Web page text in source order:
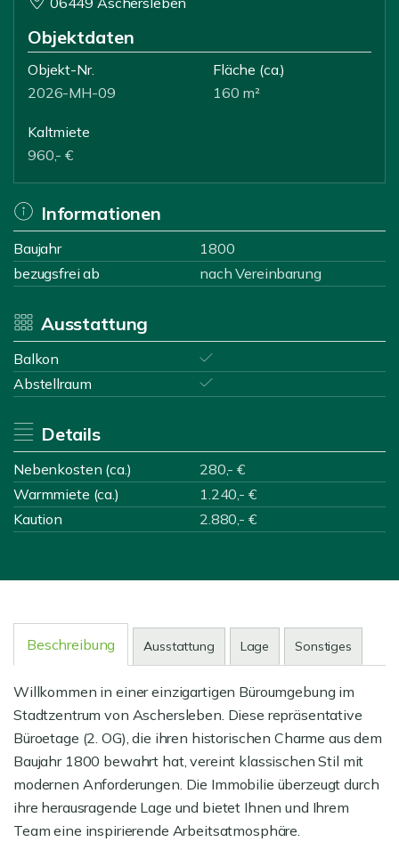
Objektdaten
Objekt-Nr.
2026-MH-09
Fläche (ca.)
160 m²
Kaltmiete
960,- €
Informationen
Baujahr
1800
bezugsfrei ab
nach Vereinbarung
Ausstattung
Balkon
Abstellraum
Details
Nebenkosten (ca.)
280,- €
Warmmiete (ca.)
1.240,- €
Kaution
2.880,- €
Beschreibung Ausstattung Lage Sonstiges
Willkommen in einer einzigartigen Büroumgebung im
Stadtzentrum von Aschersleben. Diese repräsentative
Büroetage (2. OG), die ihren historischen Charme aus dem
Baujahr 1800 bewahrt hat, vereint klassischen Stil mit
modernen Anforderungen. Die Immobilie überzeugt durch
ihre herausragende Lage und bietet Ihnen und Ihrem
Team eine inspirierende Arbeitsatmosphäre.